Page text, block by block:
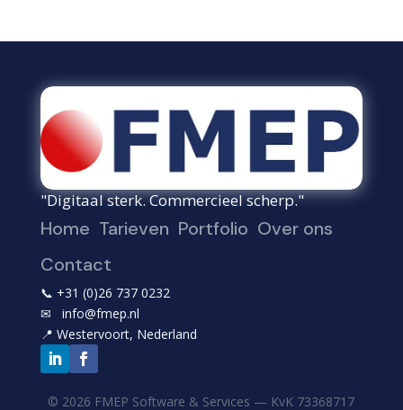
"Digitaal sterk. Commercieel scherp."
Home Tarieven Portfolio Over ons
Contact
📞 +31 (0)26 737 0232
✉ info@fmep.nl
📍 Westervoort, Nederland
© 2026 FMEP Software & Services — KvK 73368717